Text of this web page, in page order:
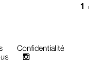
1
Confidentialité